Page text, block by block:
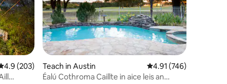
4.9 as 5, 203 léirmheas
4.9 (203)
Teach in Austin Meánrátáil 4.91 as 5,
4.91 (746)
Éalú Cothroma Caillte in aice leis an